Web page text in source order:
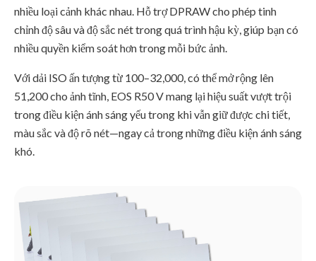
nhiều loại cảnh khác nhau. Hỗ trợ DPRAW cho phép tinh
chỉnh độ sâu và độ sắc nét trong quá trình hậu kỳ, giúp bạn có
nhiều quyền kiểm soát hơn trong mỗi bức ảnh.
Với dải ISO ấn tượng từ 100–32,000, có thể mở rộng lên
51,200 cho ảnh tĩnh, EOS R50 V mang lại hiệu suất vượt trội
trong điều kiện ánh sáng yếu trong khi vẫn giữ được chi tiết,
màu sắc và độ rõ nét—ngay cả trong những điều kiện ánh sáng
khó.